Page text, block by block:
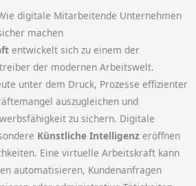
digitale Mitarbeitende Unternehmen
machen
entwickelt sich zu einem der
der modernen Arbeitswelt.
unter dem Druck, Prozesse effizienter
auszugleichen und
zu sichern. Digitale
Künstliche Intelligenz eröffnen
Eine virtuelle Arbeitskraft kann
automatisieren, Kundenanfragen